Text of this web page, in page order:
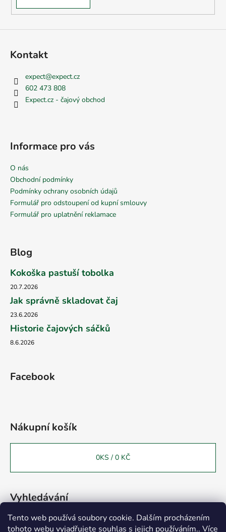
Tento web používá soubory cookie. Dalším procházením
tohoto webu vyjadřujete souhlas s jejich používáním.. Více
Kontakt
expect@expect.cz
602 473 808
Expect.cz - čajový obchod
Informace pro vás
O nás
Obchodní podmínky
Podmínky ochrany osobních údajů
Formulář pro odstoupení od kupní smlouvy
Formulář pro uplatnění reklamace
Blog
Kokoška pastuší tobolka
20.7.2026
Jak správně skladovat čaj
23.6.2026
Historie čajových sáčků
8.6.2026
Facebook
Nákupní košík
0KS / 0 KČ
Vyhledávání